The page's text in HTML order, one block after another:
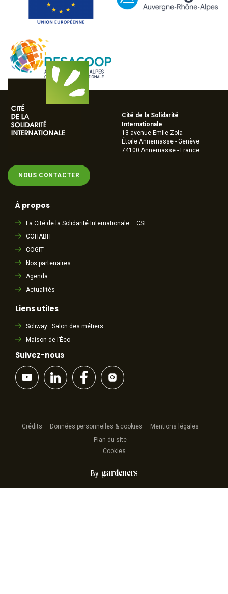
NOUS CONTACTER
Cité de la Solidarité
Internationale
13 avenue Emile Zola
Étoile Annemasse - Genève
74100 Annemasse - France
À propos
La Cité de la Solidarité Internationale – CSI
COHABIT
COGIT
Nos partenaires
Agenda
Actualités
Liens utiles
Soliway : Salon des métiers
Maison de l’Éco
Suivez-nous
Crédits Données personnelles & cookies
Mentions légales
Plan du site
Cookies
By